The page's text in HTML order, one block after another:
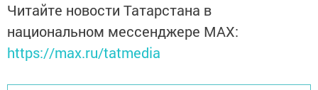
Читайте новости Татарстана в
национальном мессенджере MАХ:
https://max.ru/tatmedia